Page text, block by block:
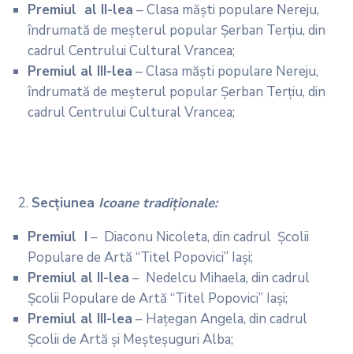
Premiul al II-lea – Clasa măști populare Nereju,
îndrumată de meșterul popular Șerban Terțiu, din
cadrul Centrului Cultural Vrancea;
Premiul al III­­­­­­­­­­­­­­­­­­­­­­­­-lea – Clasa măști populare Nereju,
îndrumată de meșterul popular Șerban Terțiu, din
cadrul Centrului Cultural Vrancea;
Secţiunea Icoane tradiţionale:
Premiul I – Diaconu Nicoleta, din cadrul Școlii
Populare de Artă “Titel Popovici” Iași;
Premiul al II-lea – Nedelcu Mihaela, din cadrul
Școlii Populare de Artă “Titel Popovici” Iași;
Premiul al III­­­­­­­­­­­­­­­­­­­­­­­­-lea – Hațegan Angela, din cadrul
Școlii de Artă și Meșteșuguri Alba;